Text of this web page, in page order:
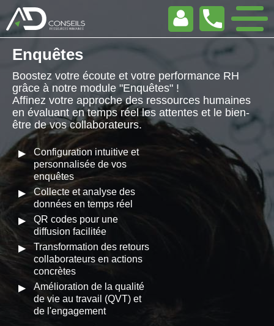
Enquêtes
Boostez votre écoute et votre performance RH
grâce à notre module "Enquêtes" !
Affinez votre approche des ressources humaines
en évaluant en temps réel les attentes et le bien-
être de vos collaborateurs.
Configuration intuitive et
personnalisée de vos
enquêtes
Collecte et analyse des
données en temps réel
QR codes pour une
diffusion facilitée
Transformation des retours
collaborateurs en actions
concrètes
Amélioration de la qualité
de vie au travail (QVT) et
de l'engagement